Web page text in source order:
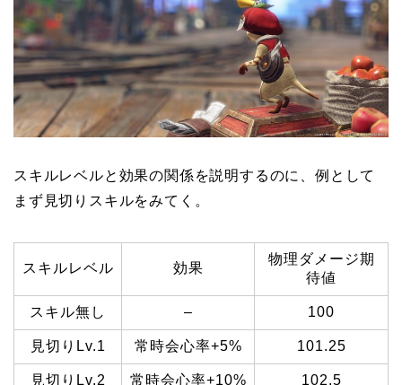
スキルレベルと効果の関係を説明するのに、例として
まず見切りスキルをみてく。
スキルレベル 効果
物理ダメージ期
待値
スキル無し – 100
見切りLv.1 常時会心率+5% 101.25
見切りLv.2 常時会心率+10% 102.5